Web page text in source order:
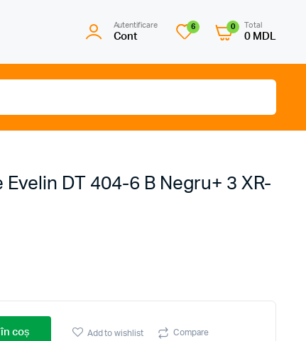
Autentificare
Cont
6 0 Total
0 MDL
DT 404-6 B Negru+ 3 XR-
coș Add to wishlist Compare